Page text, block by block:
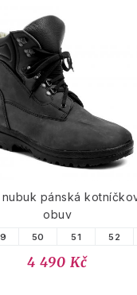
pánská
obuv
50 51 52
4 490 Kč